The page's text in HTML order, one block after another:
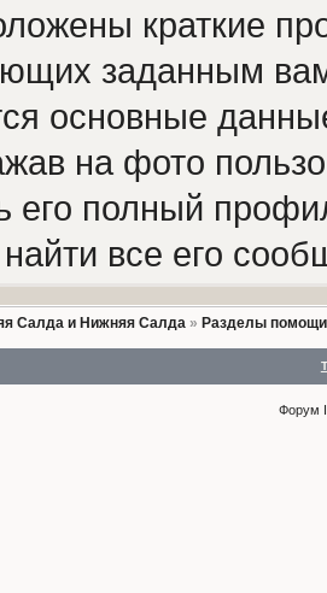
краткие
заданным
основные
на фото
его полный
все его
Салда и Нижняя Салда» Разделы
Форум